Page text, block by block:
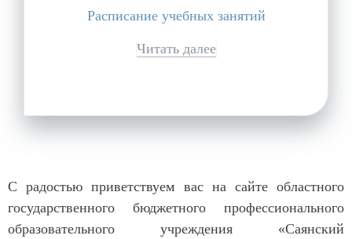
Расписание учебных занятий
Читать далее
С радостью приветствуем вас на сайте областного
государственного бюджетного профессионального
образовательного учреждения «Саянский